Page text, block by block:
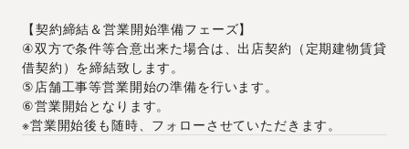
【契約締結＆営業開始準備フェーズ】
④双方で条件等合意出来た場合は、出店契約（定期建物賃貸
借契約）を締結致します。
⑤店舗工事等営業開始の準備を行います。
⑥営業開始となります。
※営業開始後も随時、フォローさせていただきます。